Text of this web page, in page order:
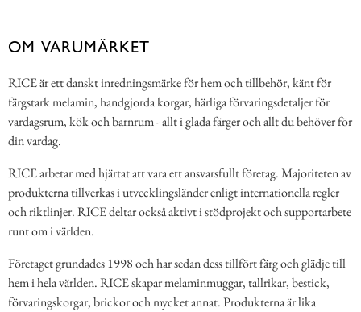
OM VARUMÄRKET
RICE är ett danskt inredningsmärke för hem och tillbehör, känt för
färgstark melamin, handgjorda korgar, härliga förvaringsdetaljer för
vardagsrum, kök och barnrum - allt i glada färger och allt du behöver för
din vardag.
RICE arbetar med hjärtat att vara ett ansvarsfullt företag. Majoriteten av
produkterna tillverkas i utvecklingsländer enligt internationella regler
och riktlinjer. RICE deltar också aktivt i stödprojekt och supportarbete
runt om i världen.
Företaget grundades 1998 och har sedan dess tillfört färg och glädje till
hem i hela världen. RICE skapar melaminmuggar, tallrikar, bestick,
förvaringskorgar, brickor och mycket annat. Produkterna är lika